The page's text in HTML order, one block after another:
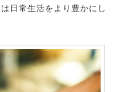
日常生活をより豊かにし